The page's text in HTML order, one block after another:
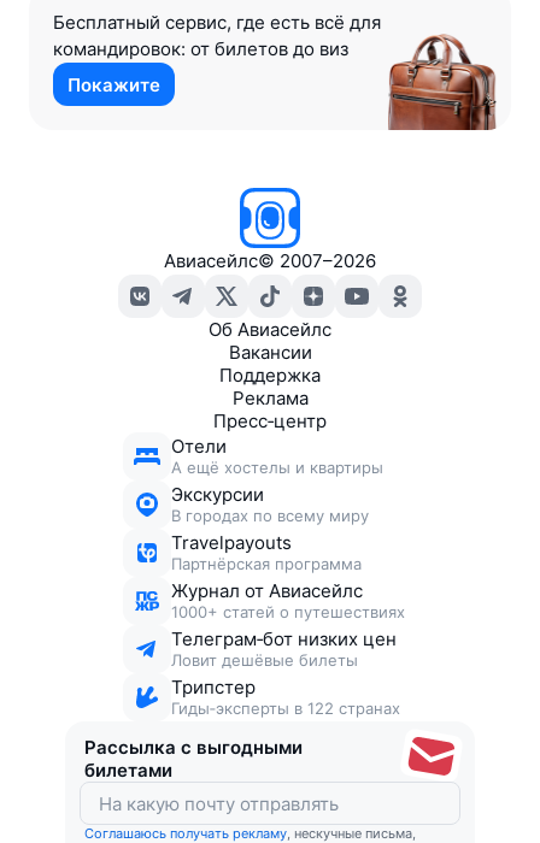
Бесплатный сервис, где есть всё для
командировок: от билетов до виз
Покажите
Авиасейлс© 2007–2026
Об Авиасейлс
Вакансии
Поддержка
Реклама
Пресс‑центр
Отели
А ещё хостелы и квартиры
Экскурсии
В городах по всему миру
Travelpayouts
Партнёрская программа
Журнал от Авиасейлс
1000+ статей о путешествиях
Телеграм‑бот низких цен
Ловит дешёвые билеты
Трипстер
Гиды‑эксперты в 122 странах
Рассылка с выгодными
билетами
Соглашаюсь получать рекламу, нескучные письма,